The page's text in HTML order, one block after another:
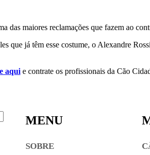
maiores reclamações que fazem ao
que já têm esse costume, o Alexandre
aqui e contrate os profissionais da Cão
MENU
SOBRE